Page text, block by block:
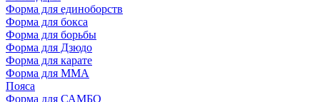
Форма для единоборств
Форма для бокса
Форма для борьбы
Форма для Дзюдо
Форма для карате
Форма для MMA
Пояса
Форма для САМБО